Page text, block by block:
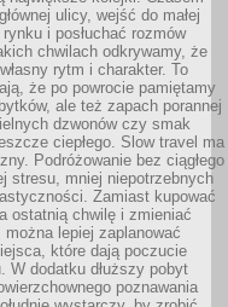
ulicy, wejść do małej
i posłuchać rozmów
chwilach odkrywamy, że
rytm i charakter. To
że po powrocie pamiętamy
ale też zapach porannej
dzwonów czy smak
ciepłego. Slow travel ma
Podróżowanie bez ciągłego
stresu, mniej niepotrzebnych
Zamiast kupować
ostatnią chwilę i zmieniać
lepiej zaplanować
które dają poczucie
W dodatku dłuższy pobyt
poznawania